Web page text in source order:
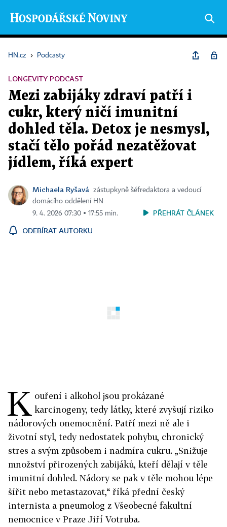
HN.cz › Podcasty
LONGEVITY PODCAST
Mezi zabijáky zdraví patří i
cukr, který ničí imunitní
dohled těla. Detox je nesmysl,
stačí tělo pořád nezatěžovat
jídlem, říká expert
Michaela Ryšavá
zástupkyně šéfredaktora a vedoucí
domácího oddělení HN
9. 4. 2026 07:30 ▪ 17:55 min.
PŘEHRÁT ČLÁNEK
ODEBÍRAT AUTORKU
K ouření i alkohol jsou prokázané
karcinogeny, tedy látky, které zvyšují riziko
nádorových onemocnění. Patří mezi ně ale i
životní styl, tedy nedostatek pohybu, chronický
stres a svým způsobem i nadmíra cukru. „Snižuje
množství přirozených zabijáků, kteří dělají v těle
imunitní dohled. Nádory se pak v těle mohou lépe
šířit nebo metastazovat,“ říká přední český
internista a pneumolog z Všeobecné fakultní
nemocnice v Praze Jiří Votruba.